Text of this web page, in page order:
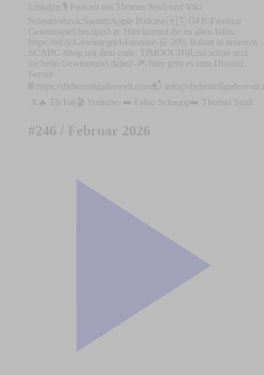
Linktipp:🎙️ Podcast mit Thomas Seidl und Viki
Schnaderbeck:⁠Spotify⁠⁠Apple Podcast⁠-⁠⁠🇦🇹 ÖFB-Fanreise
Gewinnspiel bei tipp3.at. Hier kommt ihr zu allen Infos:
https://bit.ly/Gewinnspiel-Fanreise⁠-🛒 20% Rabatt in unserem
⁠SCABC-Shop⁠ mit dem code: TIMOOCHSUnd schon seid
ihr beim Gewinnspiel dabei!-⁠🎆 Hier geht es zum Discord
Server⁠⁠⁠⁠⁠⁠⁠⁠⁠⁠⁠⁠⁠⁠⁠⁠⁠⁠⁠⁠⁠⁠⁠⁠⁠⁠⁠⁠⁠⁠⁠⁠-
🌐 ⁠⁠⁠⁠⁠⁠⁠⁠⁠⁠⁠⁠⁠⁠⁠⁠⁠⁠⁠⁠⁠⁠⁠⁠⁠⁠⁠⁠⁠⁠⁠⁠⁠⁠⁠⁠⁠⁠⁠⁠⁠⁠⁠⁠⁠⁠⁠⁠⁠⁠⁠⁠⁠⁠⁠⁠⁠https://diebesteligaderwelt.com⁠⁠⁠⁠⁠⁠⁠⁠⁠⁠⁠⁠⁠⁠⁠⁠⁠⁠⁠⁠⁠⁠⁠⁠⁠⁠⁠⁠⁠⁠⁠⁠⁠⁠⁠⁠⁠⁠⁠⁠⁠⁠⁠⁠⁠⁠⁠⁠⁠⁠⁠⁠⁠⁠⁠⁠⁠📬 ⁠⁠⁠⁠⁠
⁠⁠⁠⁠⁠⁠⁠⁠⁠⁠⁠⁠⁠⁠⁠⁠⁠⁠⁠⁠⁠⁠⁠⁠⁠⁠⁠⁠⁠⁠⁠⁠⁠⁠⁠⁠⁠⁠⁠⁠⁠⁠⁠⁠⁠⁠⁠⁠⁠⁠⁠⁠⁠⁠⁠⁠⁠⁠⁠⁠⁠⁠⁠⁠⁠⁠⁠⁠⁠⁠⁠⁠⁠⁠⁠⁠⁠⁠⁠⁠⁠⁠⁠⁠⁠⁠⁠⁠⁠⁠X⁠⁠⁠⁠⁠⁠⁠⁠⁠⁠⁠⁠⁠⁠⁠⁠⁠⁠⁠⁠⁠⁠⁠⁠⁠⁠⁠⁠⁠⁠⁠⁠⁠⁠⁠⁠⁠⁠⁠⁠⁠⁠⁠⁠⁠⁠⁠⁠⁠⁠⁠⁠⁠⁠⁠⁠⁠⁠⁠⁠⁠⁠⁠⁠⁠⁠🔥 ⁠⁠⁠⁠⁠⁠⁠⁠⁠⁠⁠⁠⁠⁠⁠⁠⁠⁠⁠⁠⁠⁠⁠⁠⁠⁠⁠⁠⁠⁠⁠⁠⁠⁠⁠⁠⁠⁠⁠⁠⁠⁠⁠⁠⁠⁠⁠⁠⁠⁠⁠⁠⁠⁠⁠⁠⁠⁠⁠⁠⁠⁠⁠⁠⁠⁠⁠⁠⁠⁠⁠⁠⁠⁠⁠⁠⁠⁠⁠⁠⁠⁠⁠⁠⁠⁠⁠TikTok⁠⁠⁠⁠⁠⁠⁠⁠⁠⁠⁠⁠⁠⁠⁠⁠⁠⁠⁠⁠⁠⁠⁠⁠⁠⁠⁠⁠⁠⁠⁠⁠⁠⁠⁠⁠⁠⁠⁠⁠⁠⁠⁠⁠⁠⁠⁠⁠⁠⁠⁠⁠⁠⁠⁠⁠⁠⁠⁠⁠⁠⁠⁠⁠⁠⁠⁠⁠⁠⁠⁠⁠⁠⁠⁠⁠⁠⁠⁠⁠⁠⁠⁠⁠⁠⁠⁠🎬 ⁠⁠⁠⁠⁠⁠⁠⁠⁠⁠⁠⁠⁠⁠⁠⁠⁠⁠⁠⁠⁠⁠⁠⁠⁠⁠⁠⁠⁠⁠⁠⁠⁠⁠⁠⁠⁠⁠⁠⁠⁠⁠⁠⁠⁠⁠⁠⁠⁠⁠⁠⁠⁠⁠⁠⁠⁠⁠⁠⁠⁠⁠⁠⁠⁠⁠⁠⁠⁠⁠⁠⁠⁠⁠⁠⁠⁠⁠⁠⁠⁠⁠⁠⁠⁠⁠⁠Youtube⁠⁠⁠⁠⁠⁠⁠⁠⁠⁠⁠⁠⁠⁠⁠⁠⁠⁠⁠⁠⁠⁠⁠⁠⁠⁠⁠⁠⁠⁠⁠⁠⁠⁠⁠⁠⁠⁠⁠⁠⁠⁠⁠⁠⁠⁠⁠⁠⁠⁠⁠⁠⁠⁠⁠⁠⁠⁠⁠⁠⁠⁠⁠⁠⁠⁠⁠⁠⁠⁠⁠⁠⁠⁠⁠⁠⁠⁠⁠⁠⁠⁠⁠⁠⁠⁠⁠- ➡️ ⁠⁠⁠⁠⁠⁠⁠⁠⁠⁠⁠⁠⁠⁠⁠⁠⁠⁠⁠⁠⁠⁠⁠⁠⁠⁠⁠⁠⁠⁠⁠⁠⁠⁠⁠⁠⁠⁠⁠⁠⁠⁠⁠⁠⁠⁠⁠⁠⁠⁠⁠⁠⁠⁠⁠⁠⁠⁠⁠Fabio Schaupp⁠⁠➡️ ⁠⁠⁠⁠⁠⁠⁠⁠⁠⁠⁠⁠⁠⁠⁠⁠⁠⁠⁠⁠⁠⁠⁠⁠⁠⁠⁠⁠⁠⁠⁠⁠⁠⁠⁠⁠⁠⁠⁠⁠⁠⁠⁠⁠⁠⁠⁠⁠⁠⁠⁠⁠⁠⁠⁠⁠⁠⁠Thomas Seidl
#246 / Februar 2026